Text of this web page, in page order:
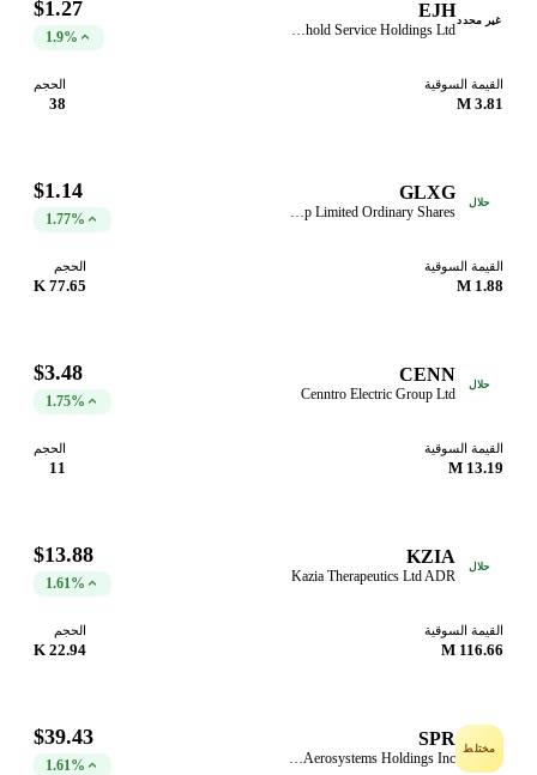
غير محدد EJH
E-Home Household Service Holdings Ltd
$1.27
1.9%
القيمة السوقية
3.81 M
الحجم
38
حلال GLXG
Galaxy Payroll Group Limited Ordinary Shares
$1.14
1.77%
القيمة السوقية
1.88 M
الحجم
77.65 K
حلال CENN
Cenntro Electric Group Ltd
$3.48
1.75%
القيمة السوقية
13.19 M
الحجم
11
حلال KZIA
Kazia Therapeutics Ltd ADR
$13.88
1.61%
القيمة السوقية
116.66 M
الحجم
22.94 K
مختلط SPR
Spirit Aerosystems Holdings Inc
$39.43
1.61%